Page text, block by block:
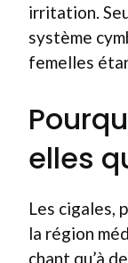
irritation.
système
femelles
elles
Les cigales,
la région
chant qu’à